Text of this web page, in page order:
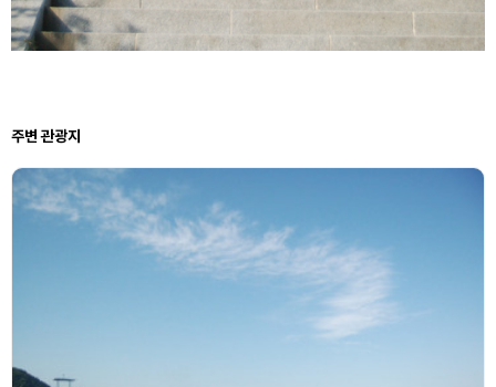
주변 관광지